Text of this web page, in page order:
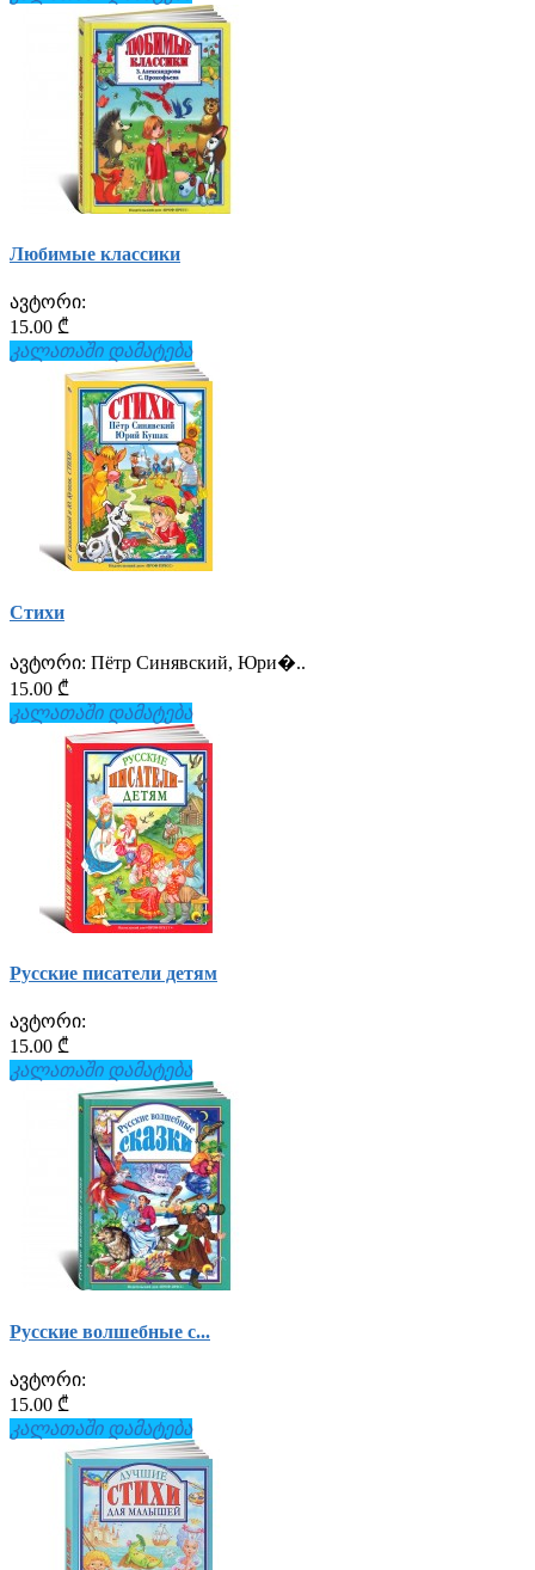
Любимые классики
ავტორი:
15.00 ₾
კალათაში დამატება
Стихи
ავტორი: Пётр Синявский, Юри�..
15.00 ₾
კალათაში დამატება
Русские писатели детям
ავტორი:
15.00 ₾
კალათაში დამატება
Русские волшебные с...
ავტორი:
15.00 ₾
კალათაში დამატება